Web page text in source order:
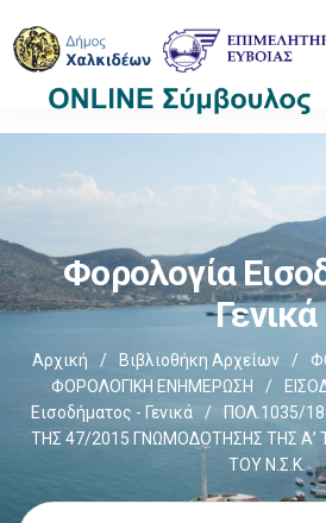
Φορολογία
Γενικά
Αρχική / Βιβλιοθήκη Αρχείων /
ΦΟΡΟΛΟΓΙΚΗ ΕΝΗΜΕΡΩΣΗ
/
Εισοδήματος - Γενικά
/
ΠΟΛ.1035/
ΤΗΣ 47/2015 ΓΝΩΜΟΔΟΤΗΣΗΣ ΤΗΣ Α’
ΤΟΥ Ν.Σ.Κ.